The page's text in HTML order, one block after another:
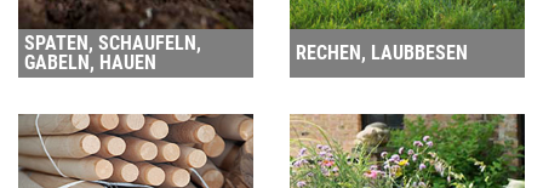
SPATEN, SCHAUFELN,
GABELN, HAUEN
RECHEN, LAUBBESEN